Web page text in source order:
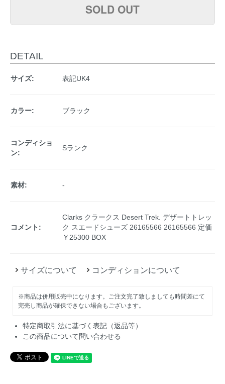
SOLD OUT
DETAIL
サイズ: 表記UK4
カラー: ブラック
コンディショ
ン:
Sランク
素材: -
コメント:
Clarks クラークス Desert Trek. デザートトレッ
ク スエードシューズ 26165566 26165566 定価
￥25300 BOX
サイズについて コンディションについて
※商品は併用販売中になります。ご注文完了致しましても時間差にて
完売し商品が確保できない場合もございます。
特定商取引法に基づく表記（返品等）
この商品について問い合わせる